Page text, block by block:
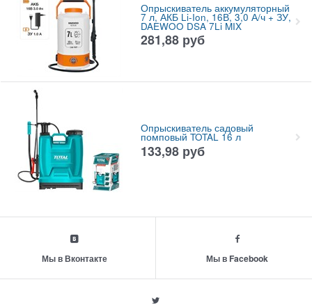
Опрыскиватель аккумуляторный
7 л, АКБ Li-Ion, 16В, 3,0 А/ч + ЗУ,
DAEWOO DSA 7Li MIX
281,88 руб
Опрыскиватель садовый
помповый TOTAL 16 л
133,98 руб
Мы в Вконтакте Мы в Facebook